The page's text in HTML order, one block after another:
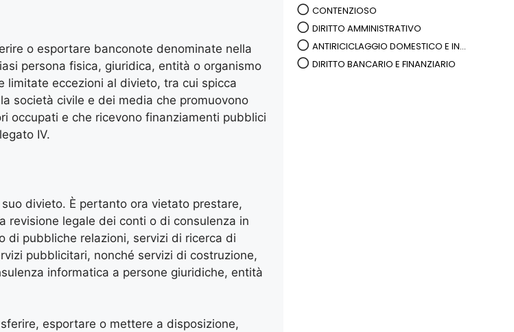
o esportare banconote denominate nella
persona fisica, giuridica, entità o organismo
limitate eccezioni al divieto, tra cui spicca
società civile e dei media che promuovono
occupati e che ricevono finanziamenti pubblici
IV.
divieto. È pertanto ora vietato prestare,
legale dei conti o di consulenza in
di pubbliche relazioni, servizi di ricerca di
pubblicitari, nonché servizi di costruzione,
informatica a persone giuridiche, entità
esportare o mettere a disposizione,
CONTENZIOSO
DIRITTO AMMINISTRATIVO
ANTIRICICLAGGIO DOMESTICO E IN...
DIRITTO BANCARIO E FINANZIARIO